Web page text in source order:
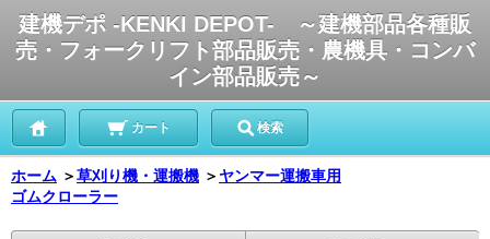
建機デポ -KENKI DEPOT- ～建機部品各種販
売・フォークリフト部品販売・農機具・コンバ
イン部品販売～
カート 検索
ホーム ＞草刈り機・運搬機 ＞ ヤンマー運搬車用
ゴムクローラー